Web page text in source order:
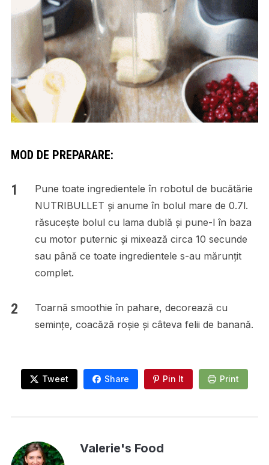
MOD DE PREPARARE:
Pune toate ingredientele în robotul de bucătărie
NUTRIBULLET și anume în bolul mare de 0.7l.
răsucește bolul cu lama dublă și pune-l în baza
cu motor puternic și mixează circa 10 secunde
sau până ce toate ingredientele s-au mărunțit
complet.
Toarnă smoothie în pahare, decorează cu
semințe, coacăză roșie și câteva felii de banană.
Tweet Share Pin It Print
Valerie's Food